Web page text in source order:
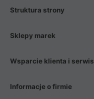
Struktura strony
Sklepy marek
Wsparcie klienta i serwis
Informacje o firmie